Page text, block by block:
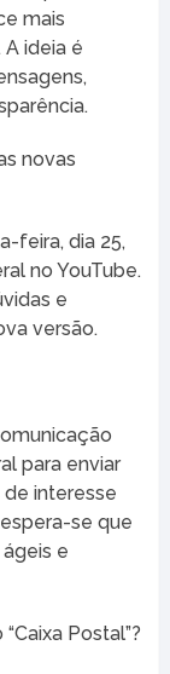
mais
ideia é
novas
feira, dia 25,
no YouTube.
e
versão.
para enviar
interesse
se que
e
Postal”?